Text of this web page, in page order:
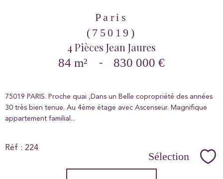
Paris
(75019)
4 Pièces Jean Jaures
84 m²
- 830 000 €
75019 PARIS. Proche quai ,Dans un Belle copropriété des années
30 très bien tenue. Au 4ème étage avec Ascenseur. Magnifique
appartement familial...
Réf : 224
Sélection